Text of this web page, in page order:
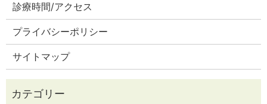
診療時間/アクセス
プライバシーポリシー
サイトマップ